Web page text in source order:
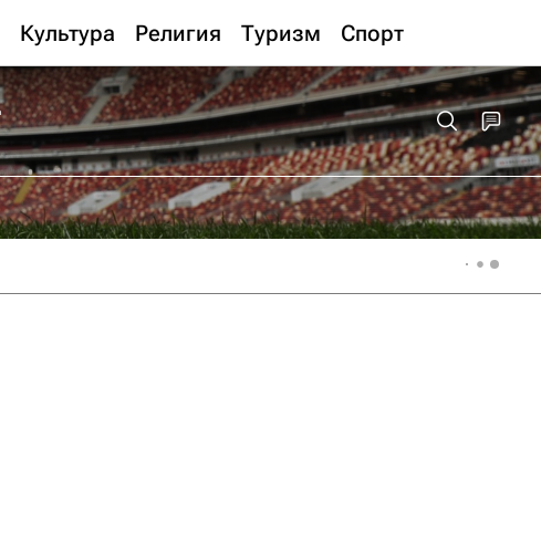
Культура Религия Туризм Спорт